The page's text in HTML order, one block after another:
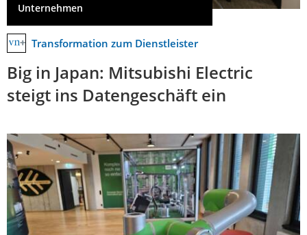
Unternehmen
Transformation zum Dienstleister
Big in Japan: Mitsubishi Electric
steigt ins Datengeschäft ein